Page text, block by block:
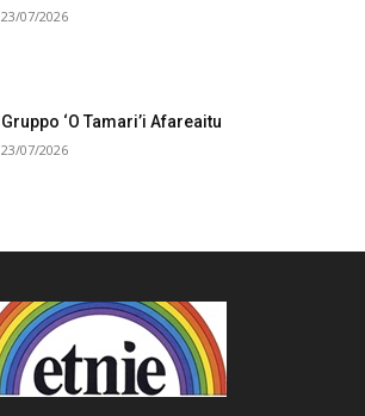
23/07/2026
Gruppo ‘O Tamari’i Afareaitu
23/07/2026